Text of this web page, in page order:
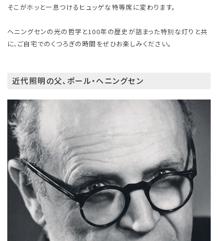
そこがホッと一息つけるヒュッゲな特等席に変わります。
ヘニングセンの光の哲学と100年の歴史が詰まった特別な灯りと共
に、ご自宅でのくつろぎの時間をぜひお楽しみください。
近代照明の父、ポール・ヘニングセン